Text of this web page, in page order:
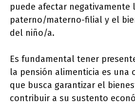
puede afectar negativamente
paterno/materno-filial y el
del niño/a.
Es fundamental tener
la pensión alimenticia es una
que busca garantizar el
contribuir a su sustento